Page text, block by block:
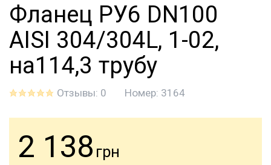
Фланец РУ6 DN100
AISI 304/304L, 1-02,
на114,3 трубу
Отзывы: 0 Номер: 3164
2 138 грн